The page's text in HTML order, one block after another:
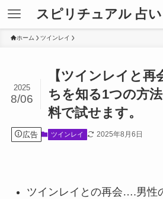
スピリチュアル 占
ホーム ツインレイ
【ツインレイと再
ちを知る1つの方
料で試せます。
2025
8/06
広告 ツインレイ 2025年8月6日
ツインレイとの再会….男性